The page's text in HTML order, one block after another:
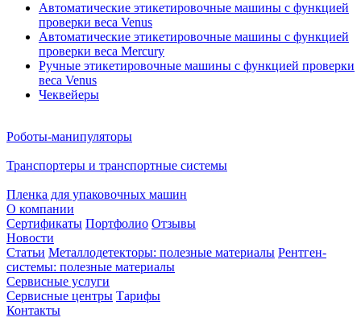
Автоматические этикетировочные машины с функцией
проверки веса Venus
Автоматические этикетировочные машины с функцией
проверки веса Mercury
Ручные этикетировочные машины с функцией проверки
веса Venus
Чеквейеры
Роботы-манипуляторы
Транспортеры и транспортные системы
Пленка для упаковочных машин
О компании
Сертификаты Портфолио Отзывы
Новости
Статьи Металлодетекторы: полезные материалы Рентген-
системы: полезные материалы
Сервисные услуги
Сервисные центры Тарифы
Контакты